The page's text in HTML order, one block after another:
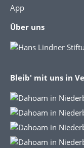
App
Über uns
Bleib' mit uns in